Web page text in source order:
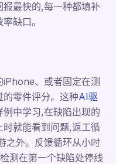
最快的,每一种都填补
缺口。
、或者固定在测
的零件评分。这种AI驱
中学习,在缺陷出现的
时就能看到问题,返工循
之外。反馈循环从小时
测在第一个缺陷处停线